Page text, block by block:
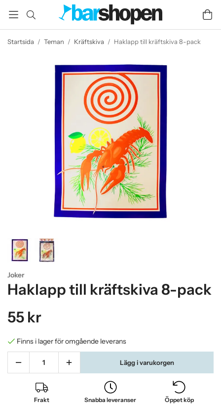
Startsida / Teman / Kräftskiva / Haklapp till kräftskiva 8-pack
Joker
Haklapp till kräftskiva 8-pack
55 kr
Finns i lager för omgående leverans
Lägg i varukorgen
Frakt
Snabba leveranser
Öppet köp